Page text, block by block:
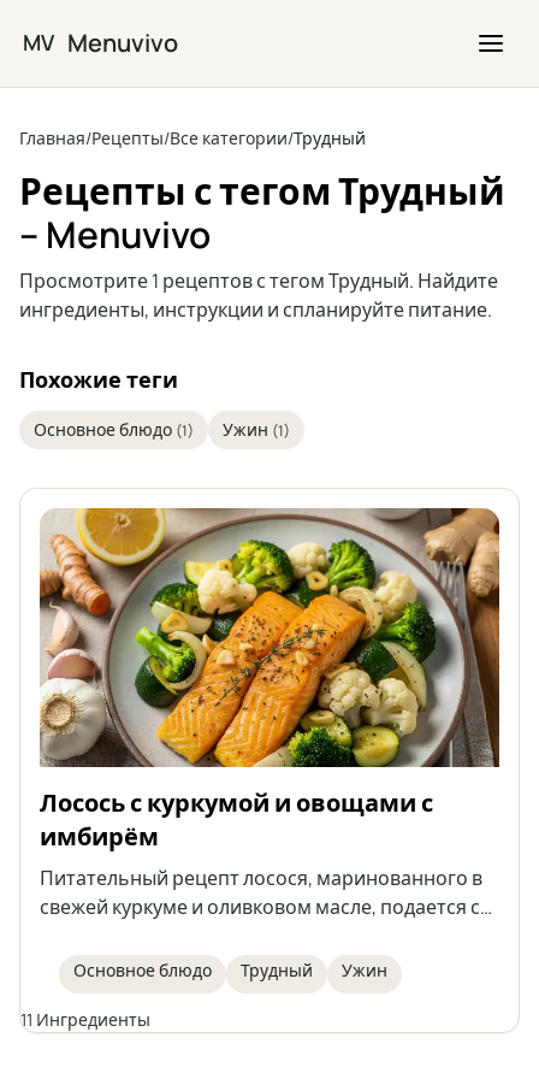
MV Menuvivo
Главная/Рецепты/Все категории/Трудный
Рецепты с тегом Трудный
– Menuvivo
Просмотрите 1 рецептов с тегом Трудный. Найдите
ингредиенты, инструкции и спланируйте питание.
Похожие теги
Основное блюдо (1) Ужин (1)
Лосось с куркумой и овощами с
имбирём
Питательный рецепт лосося, маринованного в
свежей куркуме и оливковом масле, подается с
укрепляет иммунитет и является вкусным и
полезным вариантом ужина.
Основное блюдо Трудный Ужин
11 Ингредиенты